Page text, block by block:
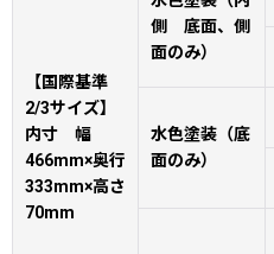
【国際基準
2/3サイズ】
内寸 幅
466mm×奥行
333mm×高さ
70mm
側 底面、側
面のみ）
水色塗装（底
面のみ）